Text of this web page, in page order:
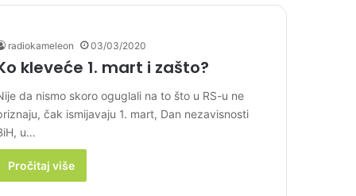
radiokameleon 03/03/2020
kleveće 1. mart i zašto?
da nismo skoro oguglali na to što u RS-u ne
čak ismijavaju 1. mart, Dan nezavisnosti
u…
Pročitaj više